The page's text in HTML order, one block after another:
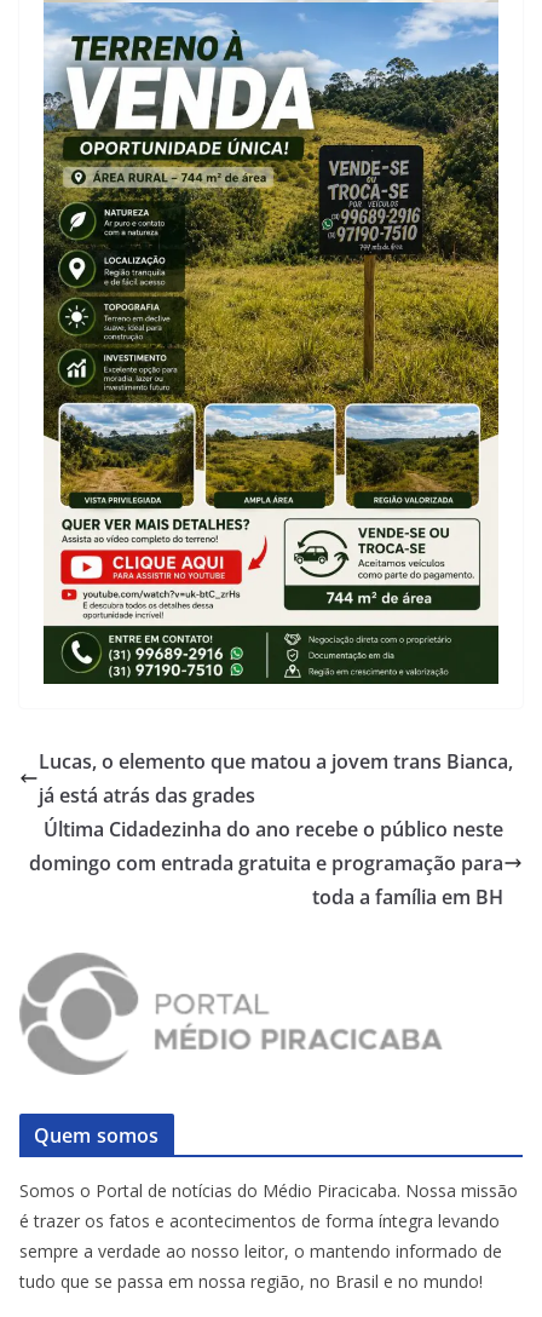
Lucas, o elemento que matou a jovem trans Bianca,
já está atrás das grades
Última Cidadezinha do ano recebe o público neste
domingo com entrada gratuita e programação para
toda a família em BH
Quem somos
Somos o Portal de notícias do Médio Piracicaba. Nossa missão
é trazer os fatos e acontecimentos de forma íntegra levando
sempre a verdade ao nosso leitor, o mantendo informado de
tudo que se passa em nossa região, no Brasil e no mundo!